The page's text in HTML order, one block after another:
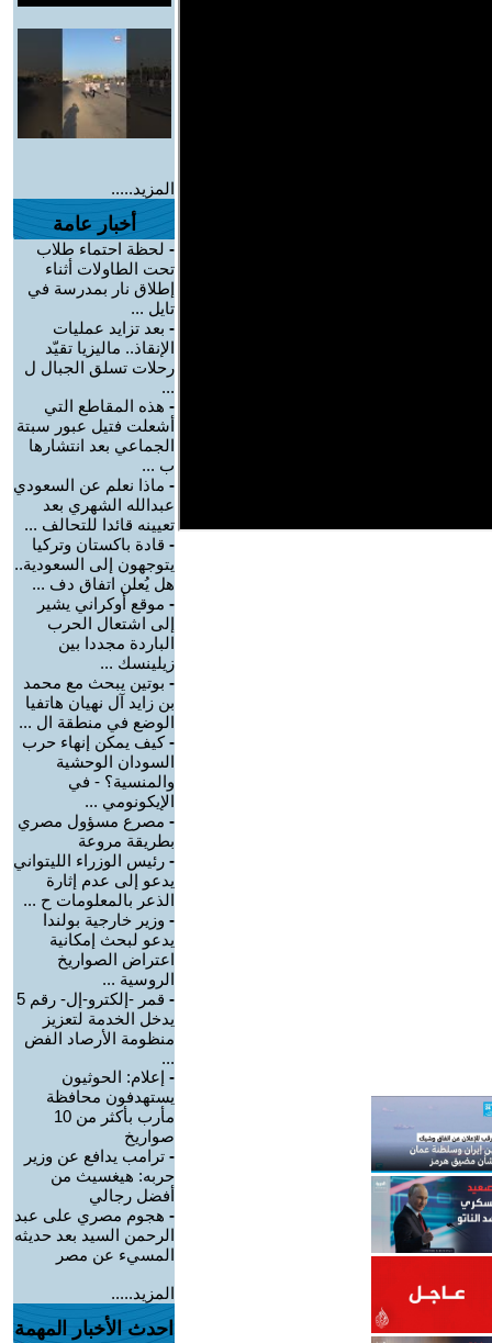
المزيد.....
أخبار عامة
- لحظة احتماء طلاب
تحت الطاولات أثناء
إطلاق نار بمدرسة في
تايل ...
- بعد تزايد عمليات
الإنقاذ.. ماليزيا تقيّد
رحلات تسلق الجبال ل
...
- هذه المقاطع التي
أشعلت فتيل عبور سبتة
الجماعي بعد انتشارها
ب ...
- ماذا نعلم عن السعودي
عبدالله الشهري بعد
تعيينه قائدا للتحالف ...
- قادة باكستان وتركيا
يتوجهون إلى السعودية..
هل يُعلن اتفاق دف ...
- موقع أوكراني يشير
إلى اشتعال الحرب
الباردة مجددا بين
زيلينسك ...
- بوتين يبحث مع محمد
بن زايد آل نهيان هاتفيا
الوضع في منطقة ال ...
-كيف يمكن إنهاء حرب
السودان الوحشية
والمنسية؟ - في
الإيكونومي ...
- مصرع مسؤول مصري
بطريقة مروعة
- رئيس الوزراء الليتواني
يدعو إلى عدم إثارة
الذعر بالمعلومات ح ...
- وزير خارجية بولندا
يدعو لبحث إمكانية
اعتراض الصواريخ
الروسية ...
-
قمر -إلكترو-إل- رقم 5
يدخل الخدمة لتعزيز
منظومة الأرصاد الفض
...
- إعلام: الحوثيون
يستهدفون محافظة
مأرب بأكثر من 10
صواريخ
- ترامب يدافع عن وزير
حربه: هيغسيث من
أفضل رجالي
- هجوم مصري على عبد
الرحمن السيد بعد حديثه
المسيء عن مصر
المزيد.....
احدث الأخبار المهمة